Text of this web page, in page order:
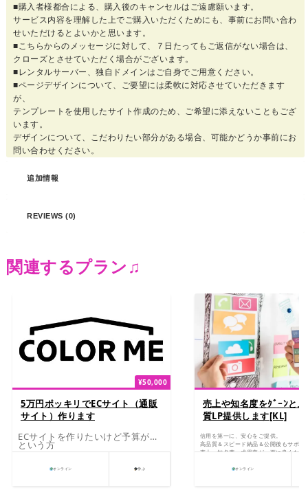
■購入者様都合による、購入後のキャンセルはご遠慮願います。
サービス内容を理解した上でご購入いただくためにも、事前にお問い合わ
せいただけるとよいかと思います。
■こちらからのメッセージに対して、７日たってもご返信がない場合は、
クローズとさせていただく場合がございます。
■レンタルサーバー、独自ドメインはご自身でご用意ください。
■ページデザインについて、ご要望には柔軟に対応させていただきます
が、
テンプレートを使用したサイト作成のため、ご希望に添えないこともござ
います。
デザインについて、こだわりたい部分がある場合、可能かどうか事前にお
問い合わせください。
追加情報
REVIEWS (0)
関連するプラン♫
¥50,000
5万円ポッキリでECサイト（通販
サイト）作ります
ECサイトを作りたいけど予算が…
という方
オンライン 学ぶ
売上や知名度をｸﾞｰﾝと
質LP提供します[KL]
信用を第一に、安心をご提供。
高品質＆スピード納品＆公開後もサポー
売上、知名度、成果率が、更に良くなる
オンライン